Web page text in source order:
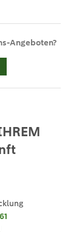
Angeboten?